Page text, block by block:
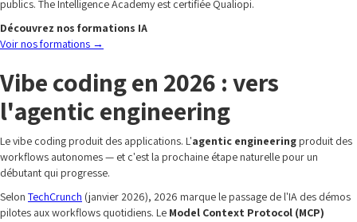
publics. The Intelligence Academy est certifiée Qualiopi.
Découvrez nos formations IA
Voir nos formations →
Vibe coding en 2026 : vers
l'agentic engineering
Le vibe coding produit des applications. L'agentic engineering produit des
workflows autonomes — et c'est la prochaine étape naturelle pour un
débutant qui progresse.
Selon TechCrunch (janvier 2026), 2026 marque le passage de l'IA des démos
pilotes aux workflows quotidiens. Le Model Context Protocol (MCP)